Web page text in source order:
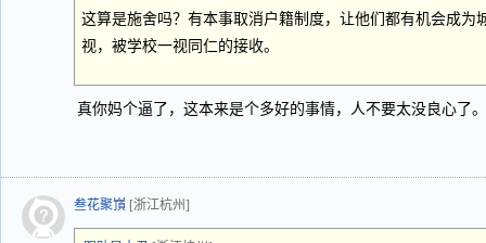
这算是施舍吗？有本事取消户籍制度，让他们都有机会成为
视，被学校一视同仁的接收。
真你妈个逼了，这本来是个多好的事情，人不要太没良心了
叁花聚嵿 [浙江杭州]